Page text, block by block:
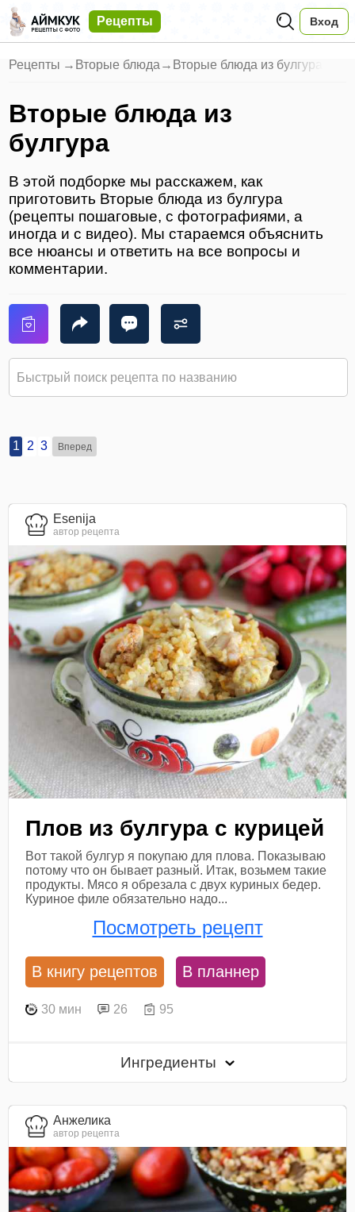
Рецепты Вход
Рецепты → Вторые блюда → Вторые блюда из булгура
Вторые блюда из
булгура
В этой подборке мы расскажем, как
приготовить Вторые блюда из булгура
(рецепты пошаговые, с фотографиями, а
иногда и с видео). Мы стараемся объяснить
все нюансы и ответить на все вопросы и
комментарии.
1 2 3 Вперед
Esenija
автор рецепта
Плов из булгура с курицей
Вот такой булгур я покупаю для плова. Показываю
потому что он бывает разный. Итак, возьмем такие
продукты. Мясо я обрезала с двух куриных бедер.
Куриное филе обязательно надо...
Посмотреть рецепт
В книгу рецептов В планнер
30 мин 26 95
Ингредиенты
Анжелика
автор рецепта